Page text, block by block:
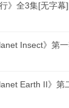
》全3集[无字
Insect》第
Earth II》第